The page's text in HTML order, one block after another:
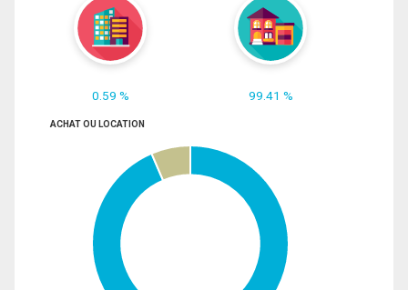
0.59 % 99.41 %
ACHAT OU LOCATION